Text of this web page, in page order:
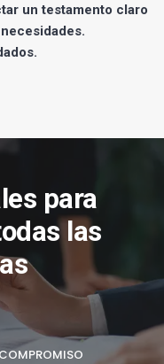
un testamento claro
para
las